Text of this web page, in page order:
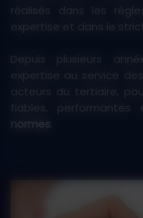
réalisés dans les
expertise et dans le
Depuis plusieurs
expertise au service des
acteurs du tertiaire,
fiables, performantes
normes